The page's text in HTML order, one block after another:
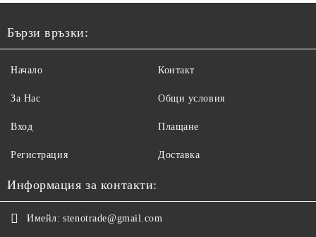
Бързи връзки:
Начало
За Нас
Вход
Регистрация
Контакт
Общи условия
Плащане
Доставка
Информация за контакти:
Имейл: stenotrade@gmail.com